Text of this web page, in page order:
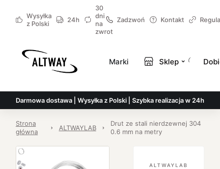
Wysyłka
z Polski
24h
30
dni
na
zwrot
Zadzwoń Kontakt
Marki Sklep
Darmowa dostawa | Wysyłka z Polski | Szybka realizacja w 24h
Strona
główna
ALTWAYLAB
Drut ze stali nierdzewnej 304
0.6 mm na metry
ALTWAYLAB